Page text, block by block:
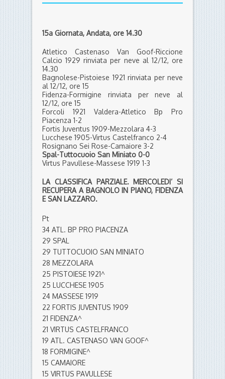
15a Giornata, Andata, ore 14.30
Atletico Castenaso Van Goof-Riccione
Calcio 1929 rinviata per neve al 12/12, ore
14.30
Bagnolese-Pistoiese 1921 rinviata per neve
al 12/12, ore 15
Fidenza-Formigine rinviata per neve al
12/12, ore 15
Forcoli 1921 Valdera-Atletico Bp Pro
Piacenza 1-2
Fortis Juventus 1909-Mezzolara 4-3
Lucchese 1905-Virtus Castelfranco 2-4
Rosignano Sei Rose-Camaiore 3-2
Spal-Tuttocuoio San Miniato 0-0
Virtus Pavullese-Massese 1919 1-3
LA CLASSIFICA PARZIALE. MERCOLEDI’ SI
RECUPERA A BAGNOLO IN PIANO, FIDENZA
E SAN LAZZARO.
Pt
34 ATL. BP PRO PIACENZA
29 SPAL
29 TUTTOCUOIO SAN MINIATO
28 MEZZOLARA
25 PISTOIESE 1921^
25 LUCCHESE 1905
24 MASSESE 1919
22 FORTIS JUVENTUS 1909
21 FIDENZA^
21 VIRTUS CASTELFRANCO
19 ATL. CASTENASO VAN GOOF^
18 FORMIGINE^
15 CAMAIORE
15 VIRTUS PAVULLESE